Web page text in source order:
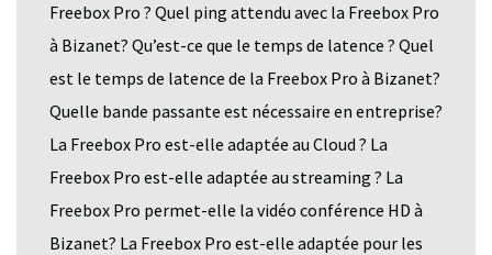
Freebox Pro ? Quel ping attendu avec la Freebox Pro
à Bizanet? Qu’est-ce que le temps de latence ? Quel
est le temps de latence de la Freebox Pro à Bizanet?
Quelle bande passante est nécessaire en entreprise?
La Freebox Pro est-elle adaptée au Cloud ? La
Freebox Pro est-elle adaptée au streaming ? La
Freebox Pro permet-elle la vidéo conférence HD à
Bizanet? La Freebox Pro est-elle adaptée pour les